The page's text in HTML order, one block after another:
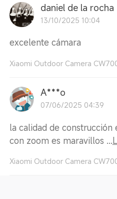
daniel de la rocha
13/10/2025 10:04
excelente cámara
Xiaomi Outdoor Camera
A***o
07/06/2025 04:39
la calidad de
con zoom es maravillos ...
Xiaomi Outdoor Camera